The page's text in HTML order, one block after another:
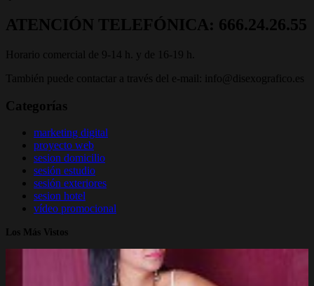
ATENCIÓN TELEFÓNICA: 666.24.26.55
Horario comercial de 9-14 h. y de 16-19 h.
También puede contactar a través del e-mail: info@disexografico.es
Categorías
marketing digital
proyecto web
sesion domicilio
sesión estudio
sesión exteriores
sesion hotel
vídeo promocional
Los Más Vistos